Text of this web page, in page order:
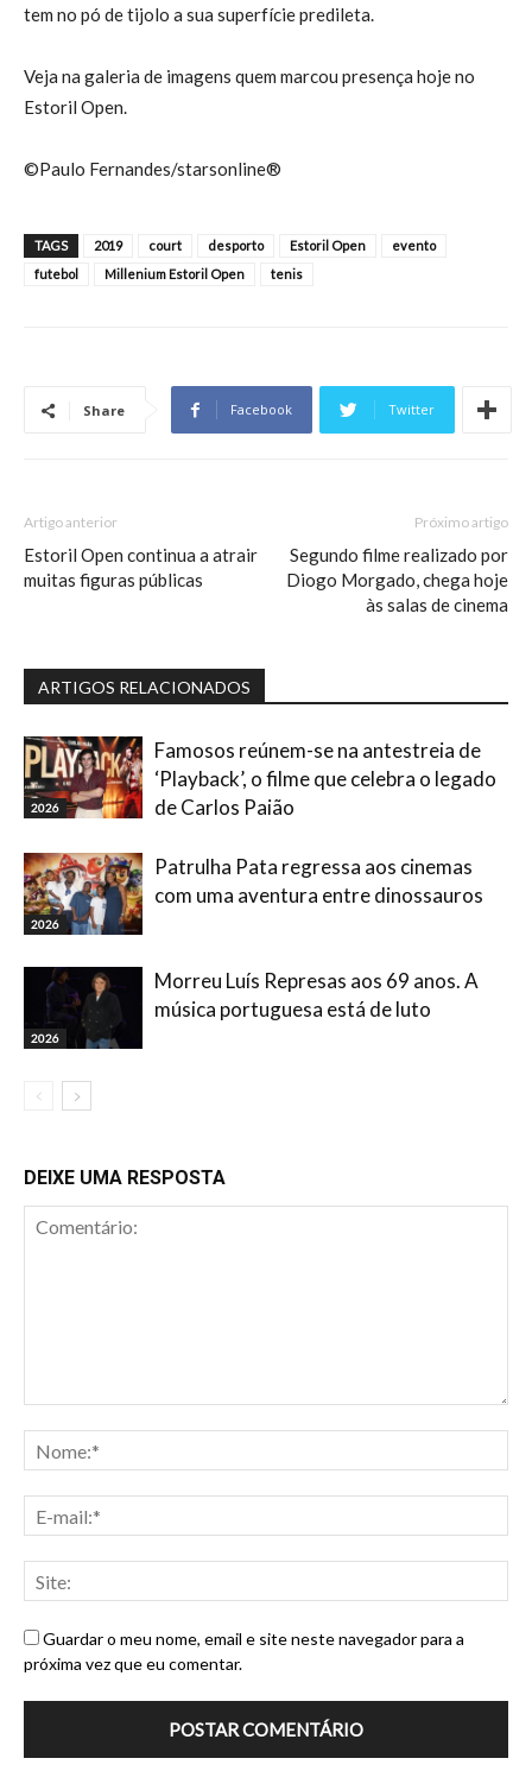
tem no pó de tijolo a sua superfície predileta.
Veja na galeria de imagens quem marcou presença hoje no
Estoril Open.
©Paulo Fernandes/starsonline®
TAGS 2019 court desporto Estoril Open
evento
futebol
Millenium Estoril Open tenis
Share Facebook Twitter
Artigo anterior
Estoril Open continua a atrair
muitas figuras públicas
Próximo artigo
Segundo filme realizado por
Diogo Morgado, chega hoje
às salas de cinema
ARTIGOS RELACIONADOS
2026
Famosos reúnem-se na antestreia de
‘Playback’, o filme que celebra o legado
de Carlos Paião
2026
Patrulha Pata regressa aos cinemas
com uma aventura entre dinossauros
2026
Morreu Luís Represas aos 69 anos. A
música portuguesa está de luto
DEIXE UMA RESPOSTA
Guardar o meu nome, email e site neste navegador para a
próxima vez que eu comentar.